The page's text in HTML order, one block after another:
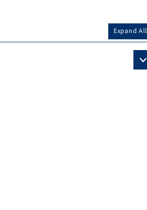
Expand All